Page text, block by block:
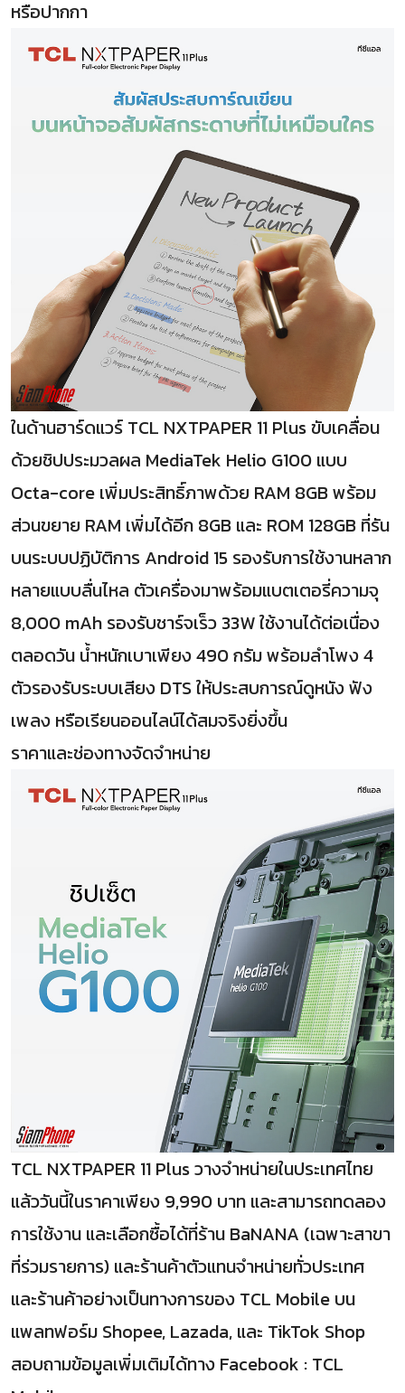
หรือปากกา
ในด้านฮาร์ดแวร์ TCL NXTPAPER 11 Plus ขับเคลื่อน
ด้วยชิปประมวลผล MediaTek Helio G100 แบบ
Octa-core เพิ่มประสิทธิ์ภาพด้วย RAM 8GB พร้อม
ส่วนขยาย RAM เพิ่มได้อีก 8GB และ ROM 128GB ที่รัน
บนระบบปฏิบัติการ Android 15 รองรับการใช้งานหลาก
หลายแบบลื่นไหล ตัวเครื่องมาพร้อมแบตเตอรี่ความจุ
8,000 mAh รองรับชาร์จเร็ว 33W ใช้งานได้ต่อเนื่อง
ตลอดวัน น้ำหนักเบาเพียง 490 กรัม พร้อมลำโพง 4
ตัวรองรับระบบเสียง DTS ให้ประสบการณ์ดูหนัง ฟัง
เพลง หรือเรียนออนไลน์ได้สมจริงยิ่งขึ้น
ราคาและช่องทางจัดจำหน่าย
TCL NXTPAPER 11 Plus วางจำหน่ายในประเทศไทย
แล้ววันนี้ในราคาเพียง 9,990 บาท และสามารถทดลอง
การใช้งาน และเลือกซื้อได้ที่ร้าน BaNANA (เฉพาะสาขา
ที่ร่วมรายการ) และร้านค้าตัวแทนจำหน่ายทั่วประเทศ
และร้านค้าอย่างเป็นทางการของ TCL Mobile บน
แพลทฟอร์ม Shopee, Lazada, และ TikTok Shop
สอบถามข้อมูลเพิ่มเติมได้ทาง Facebook : TCL